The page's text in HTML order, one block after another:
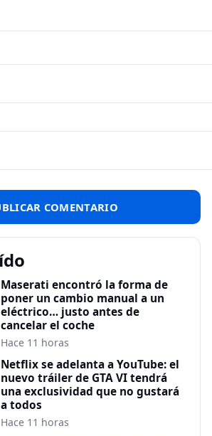
Maserati encontró la forma de
poner un cambio manual a un
eléctrico… justo antes de
cancelar el coche
Hace 11 horas
Netflix se adelanta a YouTube: el
nuevo tráiler de GTA VI tendrá
una exclusividad que no gustará
a todos
Hace 11 horas